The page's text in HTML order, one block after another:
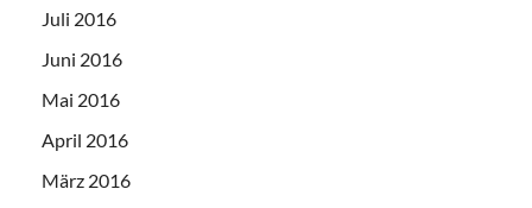
Juli 2016
Juni 2016
Mai 2016
April 2016
März 2016